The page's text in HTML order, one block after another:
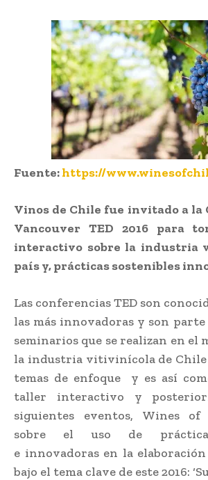
Fuente:https://
Vinos de Chile fue invitado a la
Vancouver TED 2016 para
interactivo sobre la industria
país y, prácticas sostenibles
Las conferencias TED son
las más innovadoras y son parte
seminarios que se realizan en el
la industria vitivinícola de Chile
temas de enfoque y es así
taller interactivo y
siguientes eventos, Wines of
sobre el uso de
e innovadoras en la
bajo el tema clave de este 2016: